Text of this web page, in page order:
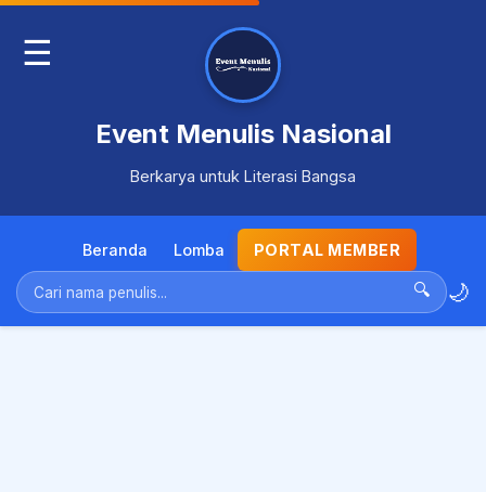
☰
Event Menulis Nasional
Berkarya untuk Literasi Bangsa
Beranda Lomba PORTAL MEMBER
🔍 🌙